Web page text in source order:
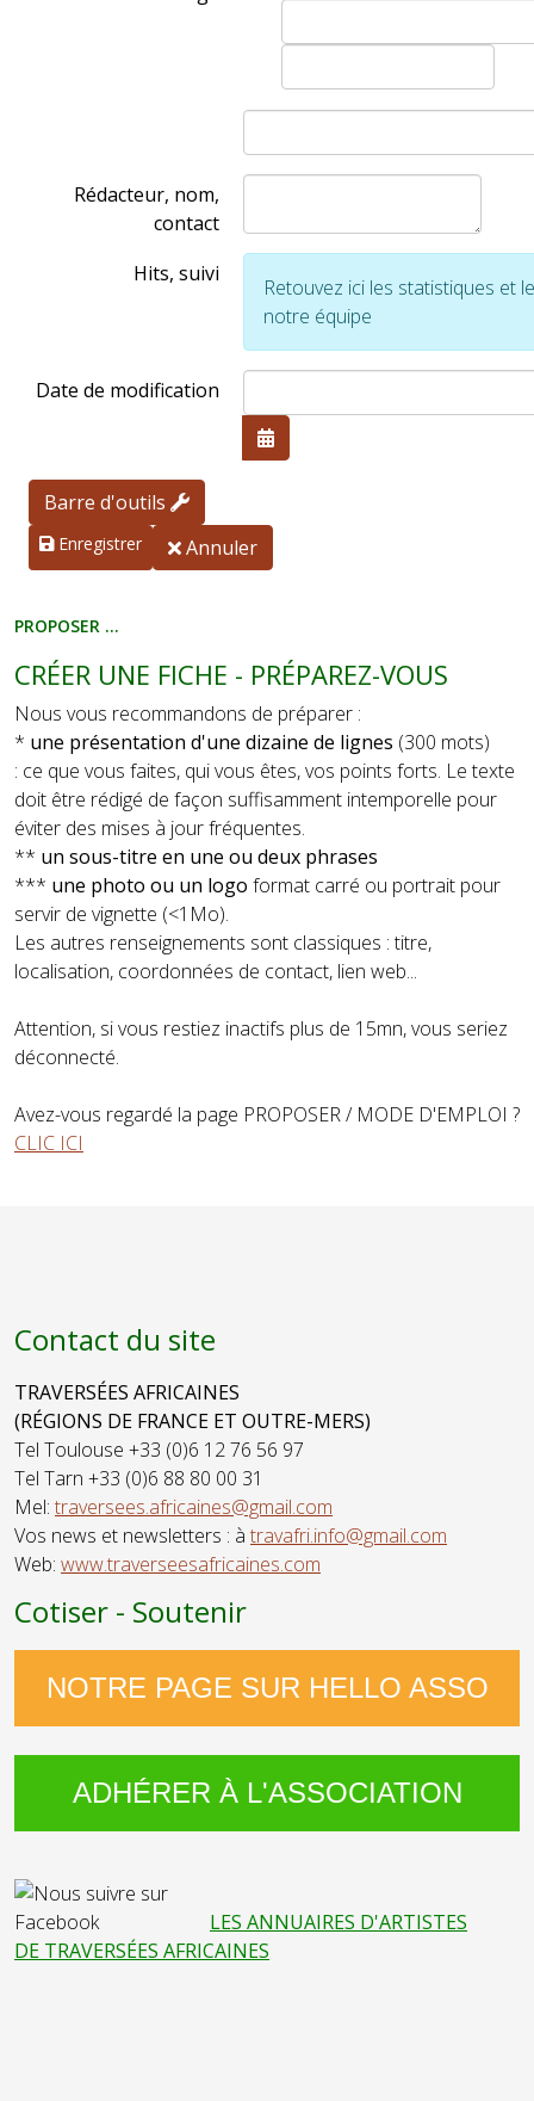
Rédacteur, nom,
contact
Hits, suivi
Retouvez ici les statistiques et
notre équipe
Date de modification
Ouvrir le calendrier
Barre d'outils
Enregistrer Annuler
PROPOSER ...
CRÉER UNE FICHE - PRÉPAREZ-VOUS
Nous vous recommandons de préparer :
* une présentation d'une dizaine de lignes (300 mots)
: ce que vous faites, qui vous êtes, vos points forts. Le texte
doit être rédigé de façon suffisamment intemporelle pour
éviter des mises à jour fréquentes.
** un sous-titre en une ou deux phrases
*** une photo ou un logo format carré ou portrait pour
servir de vignette (<1Mo).
Les autres renseignements sont classiques : titre,
localisation, coordonnées de contact, lien web...
Attention, si vous restiez inactifs plus de 15mn, vous seriez
déconnecté.
Avez-vous regardé la page PROPOSER / MODE D'EMPLOI ?
CLIC ICI
Contact du site
TRAVERSÉES AFRICAINES
(RÉGIONS DE FRANCE ET OUTRE-MERS)
Tel Toulouse +33 (0)6 12 76 56 97
Tel Tarn +33 (0)6 88 80 00 31
Mel: traversees.africaines@gmail.com
Vos news et newsletters : à travafri.info@gmail.com
Web: www.traverseesafricaines.com
Cotiser - Soutenir
NOTRE PAGE SUR HELLO ASSO
ADHÉRER À L'ASSOCIATION
LES ANNUAIRES D'ARTISTES
DE TRAVERSÉES AFRICAINES